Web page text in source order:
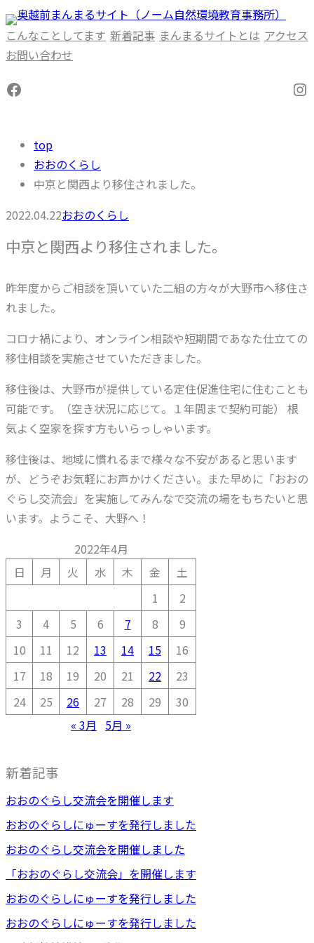
内
容
を
キ
こんなことしてます 新着記事 まんまるサイトとは アクセス
お問い合わせ
Facebook
top
おおのくらし
中京と関西より移住されました。
2022.04.22おおのくらし
中京と関西より移住されました。
昨年度からご相談を頂いていた二組の方々が大野市へ移住さ
れました。
コロナ禍により、オンライン相談や短期間であなた仕立ての
移住相談を実施させていただきました。
移住後は、大野市が提供している定住促進住宅に住むことも
可能です。（空き状況に応じて。１年間まで契約可能） 根
気よく空家を探す方もいらっしゃいます。
移住後は、地域に慣れるまで様々な不安があると思います
が、どうぞお気軽にお声かけください。また早めに「おおの
ぐらし交流会」を実施してみんなで交流の場をもちたいと思
います。ようこそ、大野へ！
2022年4月
日
月 火 水 木 金
土
1
2
3
4 5 6 7 8
9
10
11 12 13 14 15
16
17
18 19 20 21 22
23
24
25 26 27 28 29
30
« 3月
5月 »
新着記事
おおのぐらし交流会を開催します
おおのぐらしにゅーすを発行しました
おおのぐらし交流会を開催しました
「おおのぐらし交流会」を開催します
おおのぐらしにゅーすを発行しました
おおのぐらしにゅーすを発行しました